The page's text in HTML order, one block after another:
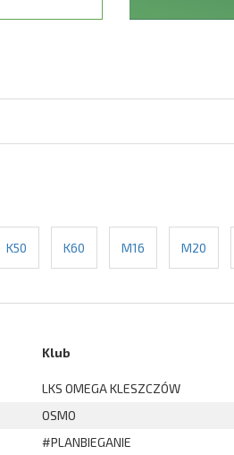
K50 K60 M16 M20
Klub
LKS OMEGA KLESZCZÓW
OSMO
#PLANBIEGANIE